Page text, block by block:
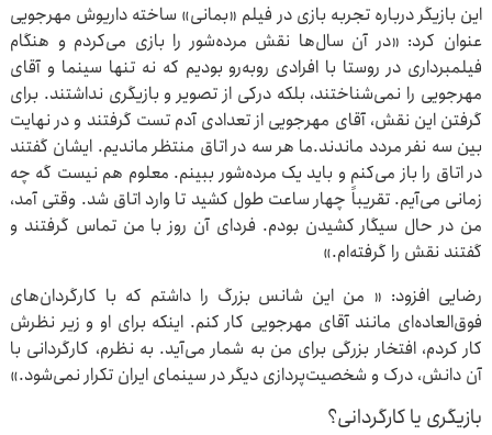
این بازیگر درباره تجربه بازی در فیلم «بمانی» ساخته داریوش مهرجویی
عنوان کرد: «در آن سال‌ها نقش مرده‌شور را بازی می‌کردم و هنگام
فیلمبرداری در روستا با افرادی روبه‌رو بودیم که نه تنها سینما و آقای
مهرجویی را نمی‌شناختند، بلکه درکی از تصویر و بازیگری نداشتند. برای
گرفتن این نقش، آقای مهرجویی از تعدادی آدم تست گرفتند و در نهایت
بین سه نفر مردد ماندند.ما هر سه در اتاق منتظر ماندیم. ایشان گفتند
در اتاق را باز می‌کنم و باید یک مرده‌شور ببینم. معلوم هم نیست گه چه
زمانی می‌آیم. تقریباً چهار ساعت طول کشید تا وارد اتاق شد. وقتی آمد،
من در حال سیگار کشیدن بودم. فردای آن روز با من تماس گرفتند و
گفتند نقش را گرفته‌ام.»
رضایی افزود: « من این شانس بزرگ را داشتم که با کارگردان‌های
فوق‌العاده‌ای مانند آقای مهرجویی کار کنم. اینکه برای او و زیر نظرش
کار کردم، افتخار بزرگی برای من به شمار می‌آید. به نظرم، کارگردانی با
آن دانش، درک و شخصیت‌پردازی دیگر در سینمای ایران تکرار نمی‌شود.»
بازیگری یا کارگردانی؟